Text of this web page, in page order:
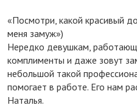
«Посмотри, какой красивый
меня замуж»)
Нередко девушкам,
комплименты и даже зовут
небольшой такой
помогает в работе. Его нам
Наталья.